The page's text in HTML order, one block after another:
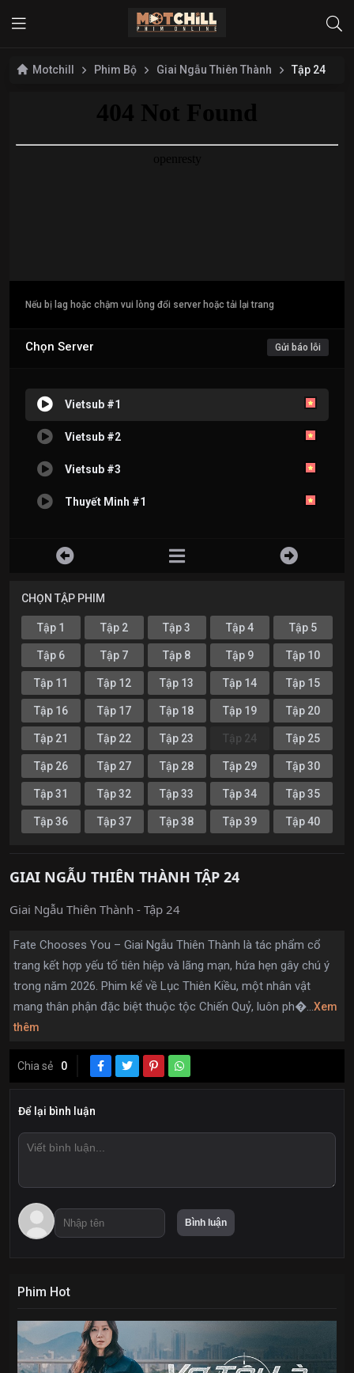
Motchill Phim Bộ Giai Ngẫu Thiên Thành Tập 24
Nếu bị lag hoặc chậm vui lòng đổi server hoặc tải lại trang
Chọn Server Gửi báo lỗi
Vietsub #1
Vietsub #2
Vietsub #3
Thuyết Minh #1
CHỌN TẬP PHIM
Tập 1 Tập 2 Tập 3 Tập 4 Tập 5
Tập 6 Tập 7 Tập 8 Tập 9 Tập 10
Tập 11 Tập 12 Tập 13 Tập 14 Tập 15
Tập 16 Tập 17 Tập 18 Tập 19 Tập 20
Tập 21 Tập 22 Tập 23 Tập 24 Tập 25
Tập 26 Tập 27 Tập 28 Tập 29 Tập 30
Tập 31 Tập 32 Tập 33 Tập 34 Tập 35
Tập 36 Tập 37 Tập 38 Tập 39 Tập 40
GIAI NGẪU THIÊN THÀNH TẬP 24
Giai Ngẫu Thiên Thành - Tập 24
Fate Chooses You – Giai Ngẫu Thiên Thành là tác phẩm cổ
trang kết hợp yếu tố tiên hiệp và lãng mạn, hứa hẹn gây chú ý
trong năm 2026. Phim kể về Lục Thiên Kiều, một nhân vật
mang thân phận đặc biệt thuộc tộc Chiến Quỷ, luôn ph�...Xem
thêm
Chia sẻ 0
Để lại bình luận
Phim Hot